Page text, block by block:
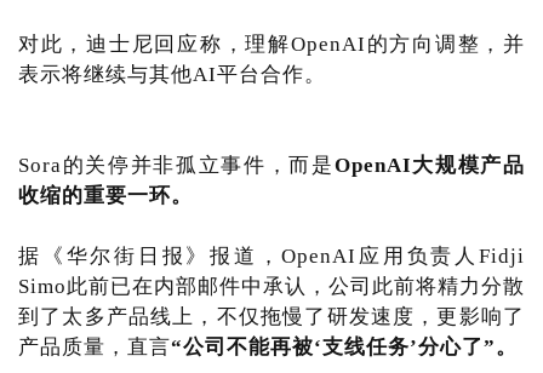
对此，迪士尼回应称，理解OpenAI的方向调整，并
表示将继续与其他AI平台合作。
Sora的关停并非孤立事件，而是OpenAI大规模产品
收缩的重要一环。
据《华尔街日报》报道，OpenAI应用负责人Fidji
Simo此前已在内部邮件中承认，公司此前将精力分散
到了太多产品线上，不仅拖慢了研发速度，更影响了
产品质量，直言“公司不能再被‘支线任务’分心了”。